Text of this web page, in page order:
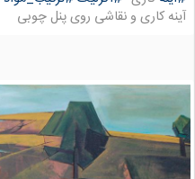
آینه کاری و نقاشی روی پنل چوبی